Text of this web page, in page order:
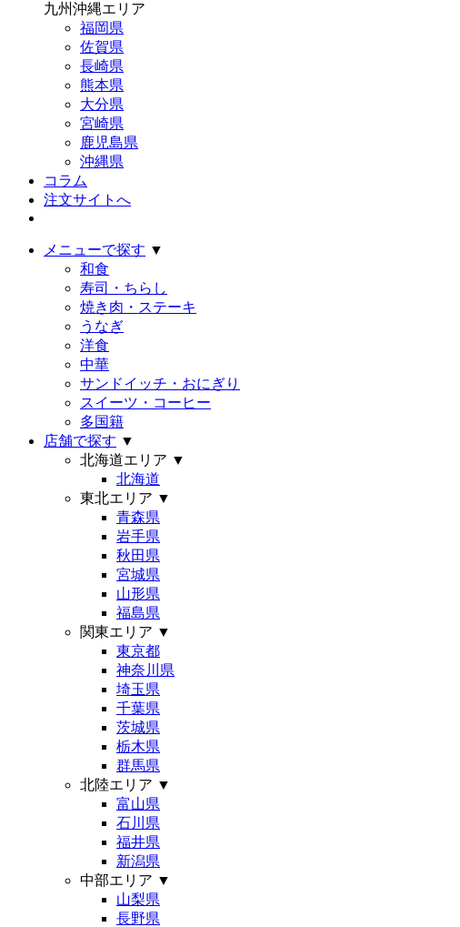
九州沖縄エリア
福岡県
佐賀県
長崎県
熊本県
大分県
宮崎県
鹿児島県
沖縄県
コラム
注文サイトへ
メニューで探す ▼
和食
寿司・ちらし
焼き肉・ステーキ
うなぎ
洋食
中華
サンドイッチ・おにぎり
スイーツ・コーヒー
多国籍
店舗で探す ▼
北海道エリア ▼
北海道
東北エリア ▼
青森県
岩手県
秋田県
宮城県
山形県
福島県
関東エリア ▼
東京都
神奈川県
埼玉県
千葉県
茨城県
栃木県
群馬県
北陸エリア ▼
富山県
石川県
福井県
新潟県
中部エリア ▼
山梨県
長野県